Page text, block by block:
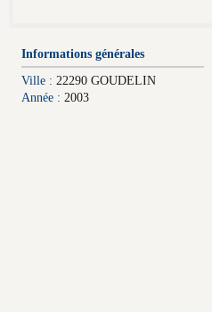
Informations générales
Ville : 22290 GOUDELIN
Année : 2003